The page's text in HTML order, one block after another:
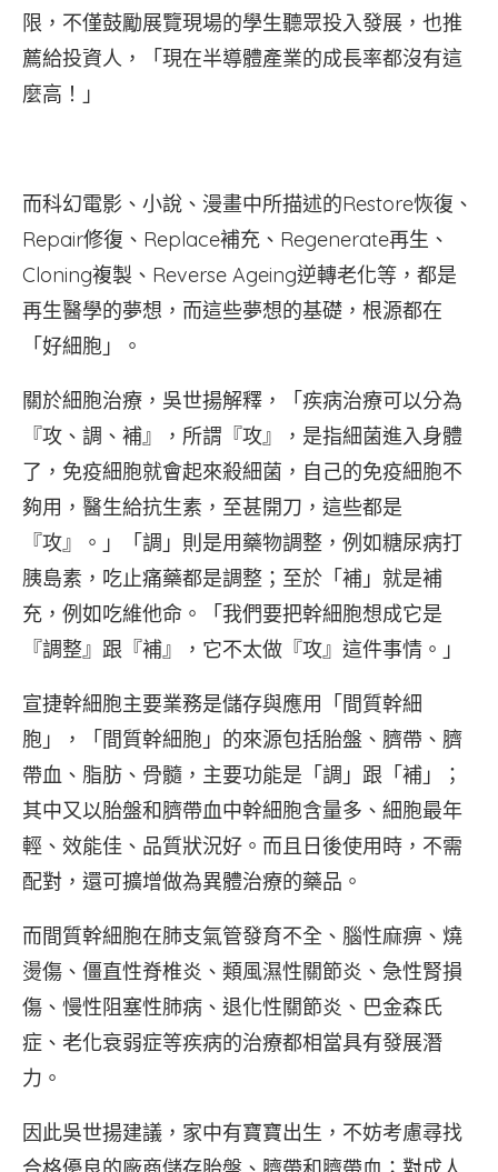
限，不僅鼓勵展覽現場的學生聽眾投入發展，也推
薦給投資人，「現在半導體產業的成長率都沒有這
麼高！」
而科幻電影、小說、漫畫中所描述的Restore恢復、
Repair修復、Replace補充、Regenerate再生、
Cloning複製、Reverse Ageing逆轉老化等，都是
再生醫學的夢想，而這些夢想的基礎，根源都在
「好細胞」。
關於細胞治療，吳世揚解釋，「疾病治療可以分為
『攻、調、補』，所謂『攻』，是指細菌進入身體
了，免疫細胞就會起來殺細菌，自己的免疫細胞不
夠用，醫生給抗生素，至甚開刀，這些都是
『攻』。」「調」則是用藥物調整，例如糖尿病打
胰島素，吃止痛藥都是調整；至於「補」就是補
充，例如吃維他命。「我們要把幹細胞想成它是
『調整』跟『補』，它不太做『攻』這件事情。」
宣捷幹細胞主要業務是儲存與應用「間質幹細
胞」，「間質幹細胞」的來源包括胎盤、臍帶、臍
帶血、脂肪、骨髓，主要功能是「調」跟「補」；
其中又以胎盤和臍帶血中幹細胞含量多、細胞最年
輕、效能佳、品質狀況好。而且日後使用時，不需
配對，還可擴增做為異體治療的藥品。
而間質幹細胞在肺支氣管發育不全、腦性麻痹、燒
燙傷、僵直性脊椎炎、類風濕性關節炎、急性腎損
傷、慢性阻塞性肺病、退化性關節炎、巴金森氏
症、老化衰弱症等疾病的治療都相當具有發展潛
力。
因此吳世揚建議，家中有寶寶出生，不妨考慮尋找